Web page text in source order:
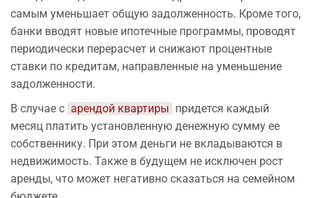
самым уменьшает общую задолженность. Кроме того,
банки вводят новые ипотечные программы, проводят
периодически перерасчет и снижают процентные
ставки по кредитам, направленные на уменьшение
задолженности.
В случае с арендой квартиры придется каждый
месяц платить установленную денежную сумму ее
собственнику. При этом деньги не вкладываются в
недвижимость. Также в будущем не исключен рост
аренды, что может негативно сказаться на семейном